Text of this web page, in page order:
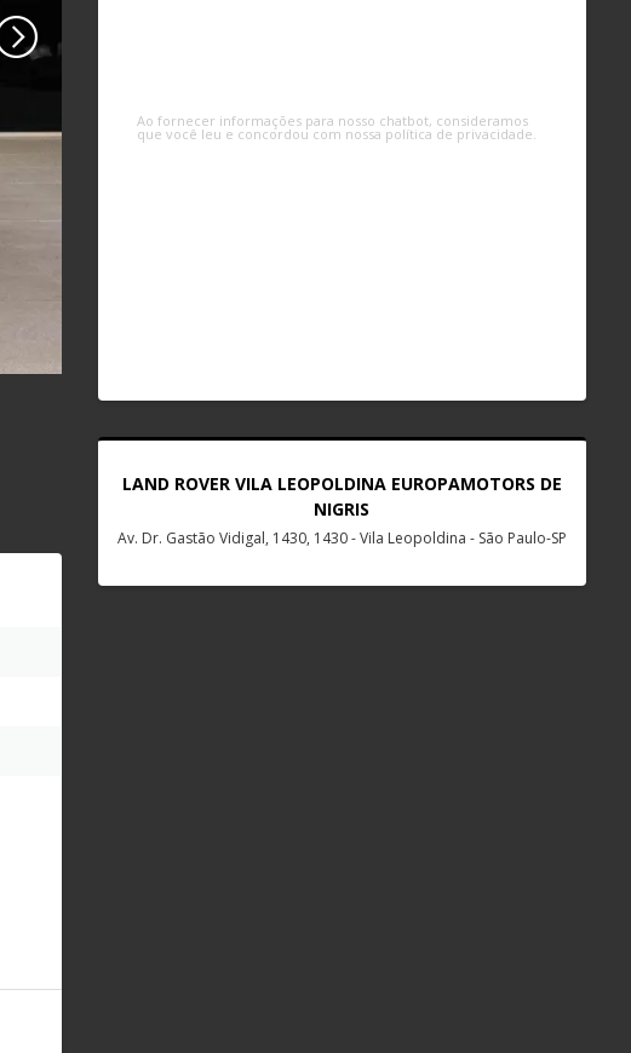
LAND ROVER VILA LEOPOLDINA EUROPAMOTORS DE
NIGRIS
Av. Dr. Gastão Vidigal, 1430, 1430 - Vila Leopoldina - São Paulo-SP